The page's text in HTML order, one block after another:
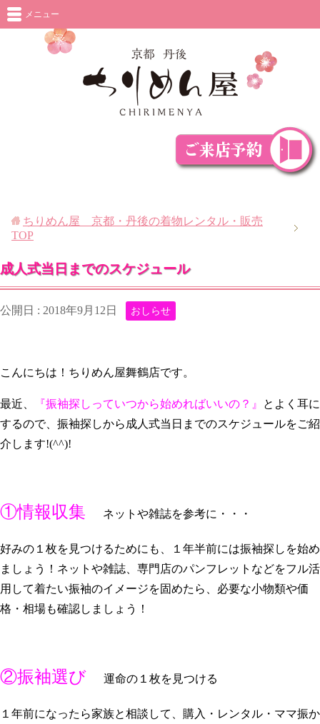
メニュー
ちりめん屋 京都・丹後の着物レンタル・販売
TOP
成人式当日までのスケジュール
公開日 : 2018年9月12日 おしらせ
こんにちは！ちりめん屋舞鶴店です。
最近、 『振袖探しっていつから始めればいいの？』
とよく耳に
するので、振袖探しから成人式当日までのスケジュールをご紹
介します!(^^)!
①情報収集 ネットや雑誌を参考に・・・
好みの１枚を見つけるためにも、１年半前には振袖探しを始め
ましょう！ネットや雑誌、専門店のパンフレットなどをフル活
用して着たい振袖のイメージを固めたら、必要な小物類や価
格・相場も確認しましょう！
②振袖選び 運命の１枚を見つける
１年前になったら家族と相談して、購入・レンタル・ママ振か